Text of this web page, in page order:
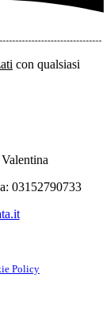
con qualsiasi
03152790733
Policy